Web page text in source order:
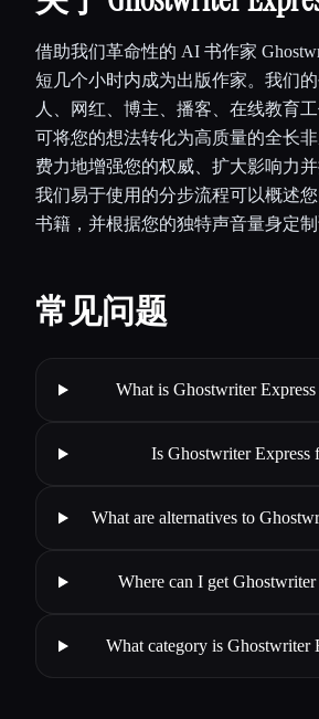
借助我们革命性的 AI 书作家
短几个小时内成为出版作家。我们
人、网红、博主、播客、在线教育
可将您的想法转化为高质量的全长
费力地增强您的权威、扩大影响力并
我们易于使用的分步流程可以概述
书籍，并根据您的独特声音量身定制
常见问题
What is Ghostwriter Express
Is Ghostwriter Express
What are alternatives to
Where can I get Ghostwriter
What category is Ghostwriter